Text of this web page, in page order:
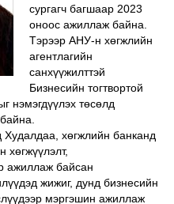
сургагч багшаар 2023
оноос ажиллаж байна.
Тэрээр АНУ-н хөгжлийн
агентлагийн
санхүүжилттэй
Бизнесийн тогтвортой
нэмэгдүүлэх төсөлд
хөгжлийн банканд
хөгжүүлэлт,
ажиллаж байсан
жижиг, дунд бизнесийн
мэргэшин ажиллаж